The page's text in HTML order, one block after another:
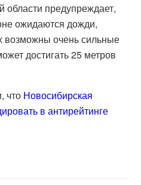
предупреждает,
ожидаются дожди,
возможны очень сильные
достигать 25 метров
что Новосибирская
в антирейтинге